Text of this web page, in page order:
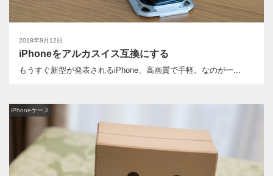
2018年9月12日
iPhoneをアルカスイス互換にする
もうすぐ新型が発表されるiPhone、高画質で手軽。なのが一...
iPhoneケース